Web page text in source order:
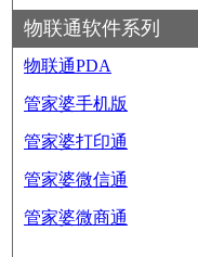
物联通软件系列
物联通PDA
管家婆手机版
管家婆打印通
管家婆微信通
管家婆微商通